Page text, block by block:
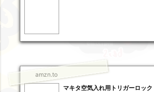
amzn.to
マキタ空気入れ用トリガーロック